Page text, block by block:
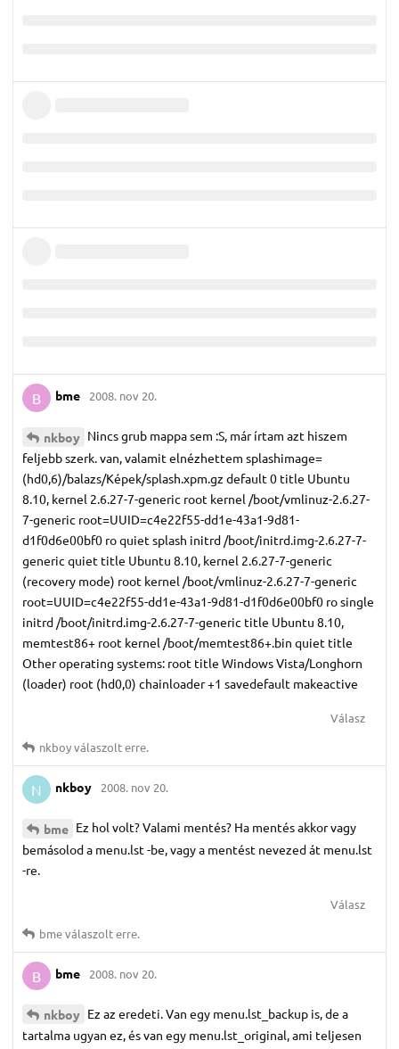
B bme 2008. nov 20.
nkboy Nincs grub mappa sem :S, már írtam azt hiszem
feljebb szerk. van, valamit elnézhettem splashimage=
(hd0,6)/balazs/Képek/splash.xpm.gz default 0 title Ubuntu
8.10, kernel 2.6.27-7-generic root kernel /boot/vmlinuz-2.6.27-
7-generic root=UUID=c4e22f55-dd1e-43a1-9d81-
d1f0d6e00bf0 ro quiet splash initrd /boot/initrd.img-2.6.27-7-
generic quiet title Ubuntu 8.10, kernel 2.6.27-7-generic
(recovery mode) root kernel /boot/vmlinuz-2.6.27-7-generic
root=UUID=c4e22f55-dd1e-43a1-9d81-d1f0d6e00bf0 ro single
initrd /boot/initrd.img-2.6.27-7-generic title Ubuntu 8.10,
memtest86+ root kernel /boot/memtest86+.bin quiet title
Other operating systems: root title Windows Vista/Longhorn
(loader) root (hd0,0) chainloader +1 savedefault makeactive
Válasz
nkboyválaszolt erre.
N nkboy 2008. nov 20.
bme Ez hol volt? Valami mentés? Ha mentés akkor vagy
bemásolod a menu.lst -be, vagy a mentést nevezed át menu.lst
-re.
Válasz
bmeválaszolt erre.
B bme 2008. nov 20.
nkboy Ez az eredeti. Van egy menu.lst_backup is, de a
tartalma ugyan ez, és van egy menu.lst_original, ami teljesen